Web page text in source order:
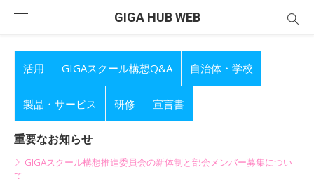
GIGA HUB WEB
活用 GIGAスクール構想Q&A 自治体・学校
製品・サービス 研修 宣言書
重要なお知らせ
GIGAスクール構想推進委員会の新体制と部会メンバー募集につい
て